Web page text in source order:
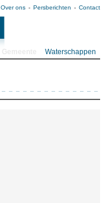
Over ons Persberichten Contact
Waterschappen